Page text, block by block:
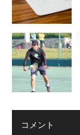
コメント